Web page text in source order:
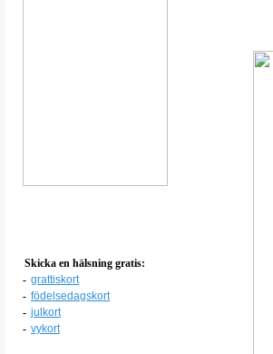
Skicka en hälsning gratis:
- grattiskort
- födelsedagskort
- julkort
- vykort